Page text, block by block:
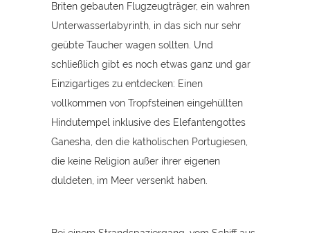
Briten gebauten Flugzeugträger, ein wahren
Unterwasserlabyrinth, in das sich nur sehr
geübte Taucher wagen sollten. Und
schließlich gibt es noch etwas ganz und gar
Einzigartiges zu entdecken: Einen
vollkommen von Tropfsteinen eingehüllten
Hindutempel inklusive des Elefantengottes
Ganesha, den die katholischen Portugiesen,
die keine Religion außer ihrer eigenen
duldeten, im Meer versenkt haben.